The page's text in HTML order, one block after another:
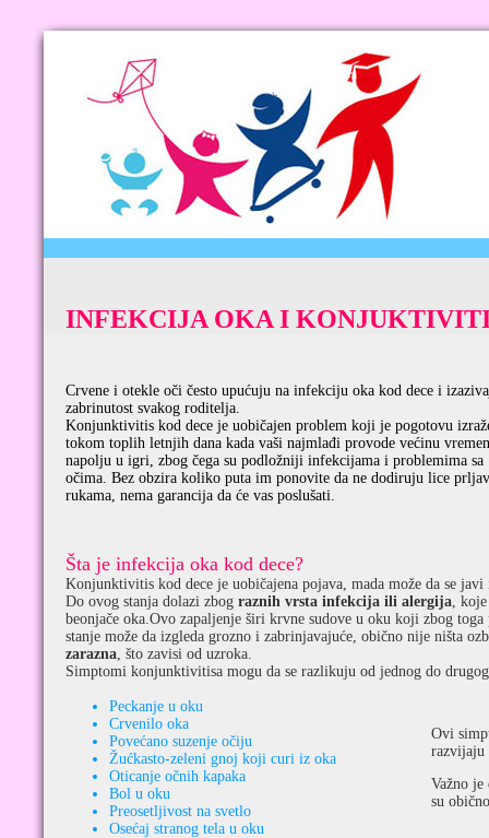
INFEKCIJA OKA I
Crvene i otekle oči često upućuju na infekciju oka kod dece i
zabrinutost svakog roditelja.
Konjunktivitis kod dece je uobičajen problem koji je pogotovu
tokom toplih letnjih dana kada vaši najmlađi provode većinu
napolju u igri, zbog čega su podložniji infekcijama i problemima sa
očima. Bez obzira koliko puta im ponovite da ne dodiruju lice
rukama, nema garancija da će vas poslušati.
Šta je infekcija oka kod dece?
Konjunktivitis kod dece je uobičajena pojava, mada može da se
Do ovog stanja dolazi zbog raznih vrsta infekcija ili alergija,
beonjače oka.Ovo zapaljenje širi krvne sudove u oku koji zbog
stanje može da izgleda grozno i zabrinjavajuće, obično nije ništa
zarazna, što zavisi od uzroka.
Simptomi konjunktivitisa mogu da se razlikuju od jednog do
Peckanje u oku
Crvenilo oka
Povećano suzenje očiju
Žućkasto-zeleni gnoj koji curi iz oka
Oticanje očnih kapaka
Bol u oku
Preosetljivost na svetlo
Osećaj stranog tela u oku
Ovi
razvijaju
Važno
su